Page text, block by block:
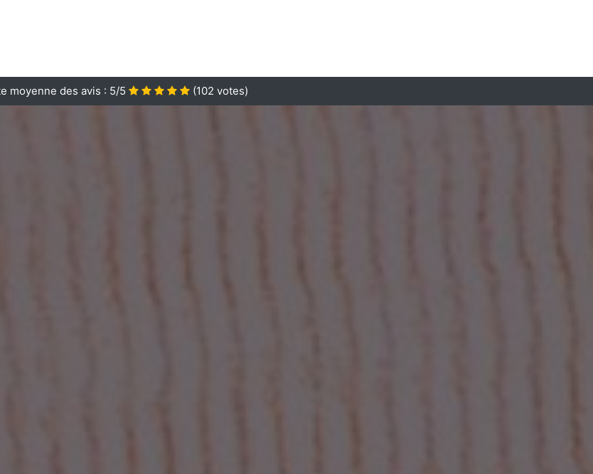
moyenne des avis : 5/5 (102 votes)